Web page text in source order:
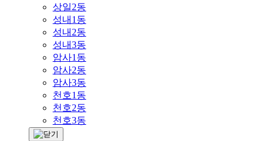
상일2동
성내1동
성내2동
성내3동
암사1동
암사2동
암사3동
천호1동
천호2동
천호3동